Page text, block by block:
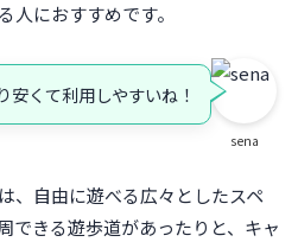
人におすすめです。
sena
安くて利用しやすいね！
、自由に遊べる広々としたスペ
できる遊歩道があったりと、キャ